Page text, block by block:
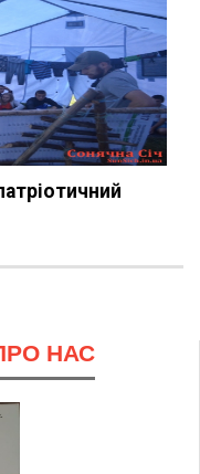
НАС